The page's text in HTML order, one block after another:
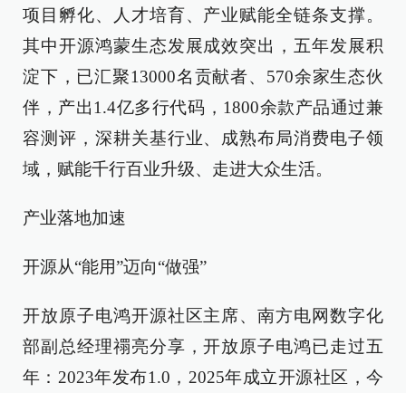
项目孵化、人才培育、产业赋能全链条支撑。
其中开源鸿蒙生态发展成效突出，五年发展积
淀下，已汇聚13000名贡献者、570余家生态伙
伴，产出1.4亿多行代码，1800余款产品通过兼
容测评，深耕关基行业、成熟布局消费电子领
域，赋能千行百业升级、走进大众生活。
产业落地加速
开源从“能用”迈向“做强”
开放原子电鸿开源社区主席、南方电网数字化
部副总经理禤亮分享，开放原子电鸿已走过五
年：2023年发布1.0，2025年成立开源社区，今